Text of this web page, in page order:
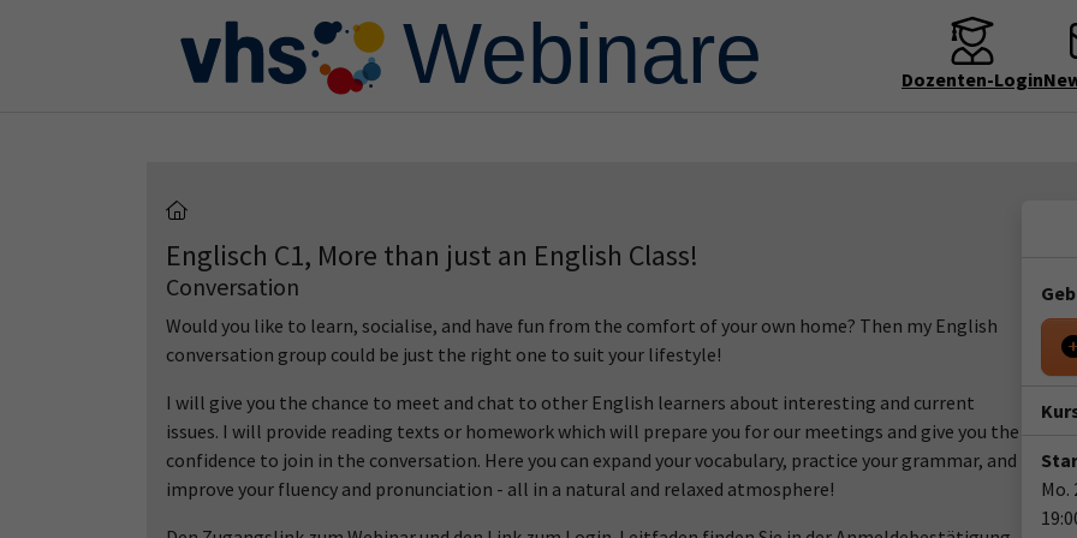
Dozenten-Login
Englisch C1, More than just an English Class!
Conversation
Would you like to learn, socialise, and have fun from the comfort of your own home? Then my English
conversation group could be just the right one to suit your lifestyle!
I will give you the chance to meet and chat to other English learners about interesting and current
issues. I will provide reading texts or homework which will prepare you for our meetings and give you the
confidence to join in the conversation. Here you can expand your vocabulary, practice your grammar, and
improve your fluency and pronunciation - all in a natural and relaxed atmosphere!
Mo.